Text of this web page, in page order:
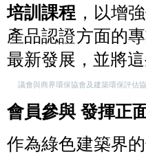
培訓課程 ，以增
產品認證方面的
最新發展，並將
議會與商界環保協會及建築環保評估
會員參與 發揮正
作為綠色建築界